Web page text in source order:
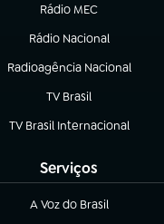
Rádio MEC
(abre em nova aba)
Rádio Nacional
Radioagência Nacional
(abre em nova aba)
TV Brasil
(abre em nova aba)
TV Brasil Internacional
(abre em nova aba)
Serviços
A Voz do Brasil
(abre em nova aba)